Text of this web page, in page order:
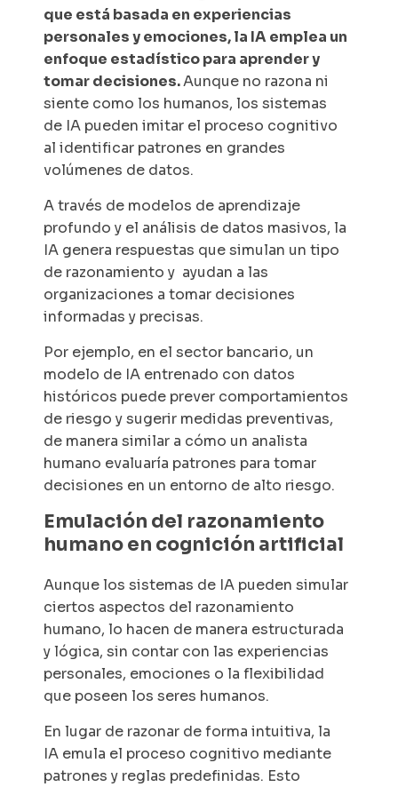
que está basada en experiencias
personales y emociones, la IA emplea un
enfoque estadístico para aprender y
tomar decisiones.Aunque no razona ni
siente como los humanos, los sistemas
de IA pueden imitar el proceso cognitivo
al identificar patrones en grandes
volúmenes de datos.
A través de modelos de aprendizaje
profundo y el análisis de datos masivos, la
IA genera respuestas que simulan un tipo
de razonamiento y ayudan a las
organizaciones a tomar decisiones
informadas y precisas.
Por ejemplo, en el sector bancario, un
modelo de IA entrenado con datos
históricos puede prever comportamientos
de riesgo y sugerir medidas preventivas,
de manera similar a cómo un analista
humano evaluaría patrones para tomar
decisiones en un entorno de alto riesgo.
Emulación del razonamiento
humano en cognición artificial
Aunque los sistemas de IA pueden simular
ciertos aspectos del razonamiento
humano, lo hacen de manera estructurada
y lógica, sin contar con las experiencias
personales, emociones o la flexibilidad
que poseen los seres humanos.
En lugar de razonar de forma intuitiva, la
IA emula el proceso cognitivo mediante
patrones y reglas predefinidas. Esto